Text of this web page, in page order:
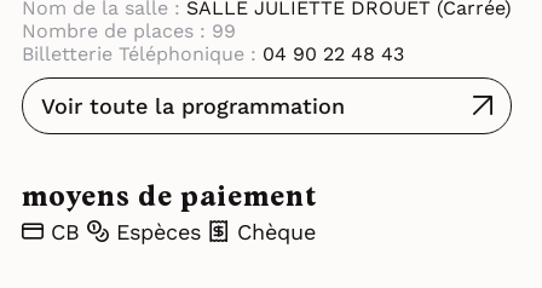
Nom de la salle : SALLE JULIETTE DROUET (Carrée)
Nombre de places : 99
Billetterie Téléphonique : 04 90 22 48 43
Voir toute la programmation
moyens de paiement
CB Espèces Chèque